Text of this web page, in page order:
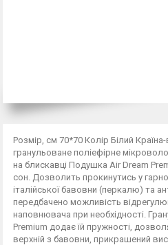
Розмір, см 70*70 Колір Білий
гранульоване поліефірне
на блискавці Подушка Air Dream
сон. Дозволить прокинутись у
італійської бавовни (перкалю) та
передбачено можливість
наповнювача при необхідності.
Premium додає їй пружності,
верхній з бавовни, прикрашений